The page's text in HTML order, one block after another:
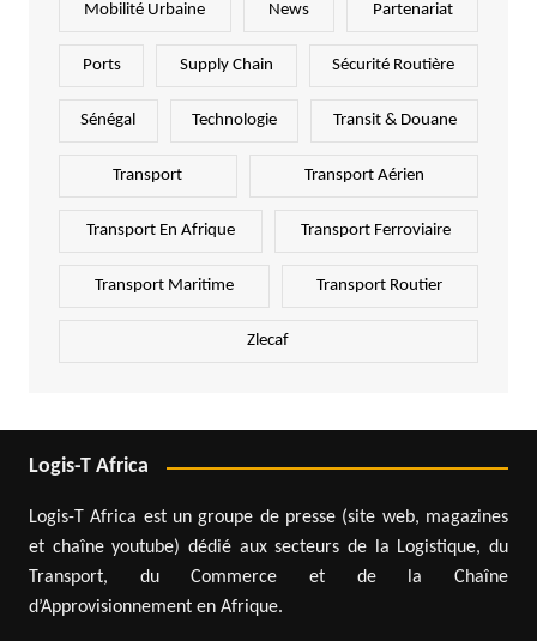
Mobilité Urbaine News Partenariat
Ports Supply Chain Sécurité Routière
Sénégal Technologie Transit & Douane
Transport Transport Aérien
Transport En Afrique Transport Ferroviaire
Transport Maritime Transport Routier
Zlecaf
Logis-T Africa
Logis-T Africa est un groupe de presse (site web, magazines
et chaîne youtube) dédié aux secteurs de la Logistique, du
Transport, du Commerce et de la Chaîne
d’Approvisionnement en Afrique.